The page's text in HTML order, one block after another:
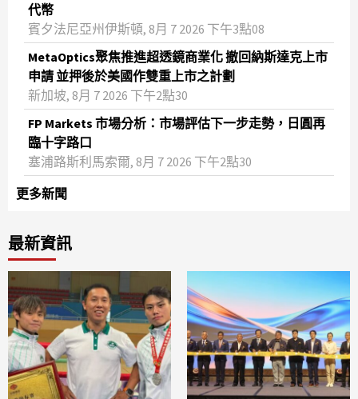
代幣
賓夕法尼亞州伊斯頓, 8月 7 2026 下午3點08
MetaOptics聚焦推進超透鏡商業化 撤回納斯達克上市
申請 並押後於美國作雙重上市之計劃
新加坡, 8月 7 2026 下午2點30
FP Markets 市場分析：市場評估下一步走勢，日圓再
臨十字路口
塞浦路斯利馬索爾, 8月 7 2026 下午2點30
更多新聞
最新資訊